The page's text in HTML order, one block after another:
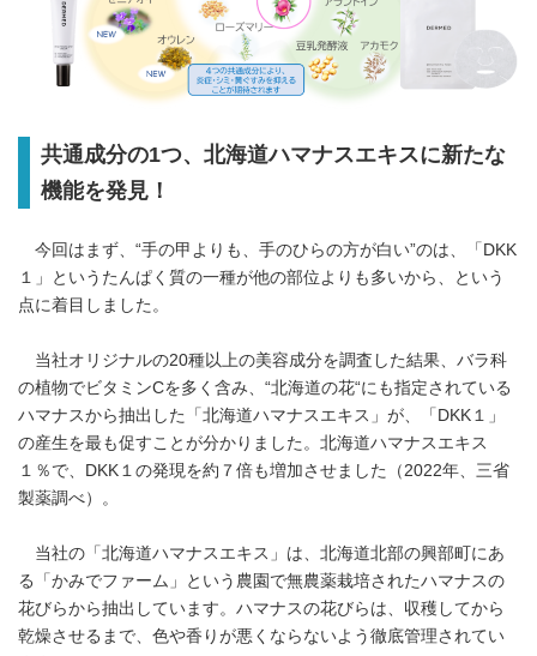
共通成分の1つ、北海道ハマナスエキスに新たな
機能を発見！
今回はまず、“手の甲よりも、手のひらの方が白い”のは、「DKK
１」というたんぱく質の一種が他の部位よりも多いから、という
点に着目しました。
当社オリジナルの20種以上の美容成分を調査した結果、バラ科
の植物でビタミンCを多く含み、“北海道の花“にも指定されている
ハマナスから抽出した「北海道ハマナスエキス」が、「DKK１」
の産生を最も促すことが分かりました。北海道ハマナスエキス
１％で、DKK１の発現を約７倍も増加させました（2022年、三省
製薬調べ）。
当社の「北海道ハマナスエキス」は、北海道北部の興部町にあ
る「かみでファーム」という農園で無農薬栽培されたハマナスの
花びらから抽出しています。ハマナスの花びらは、収穫してから
乾燥させるまで、色や香りが悪くならないよう徹底管理されてい